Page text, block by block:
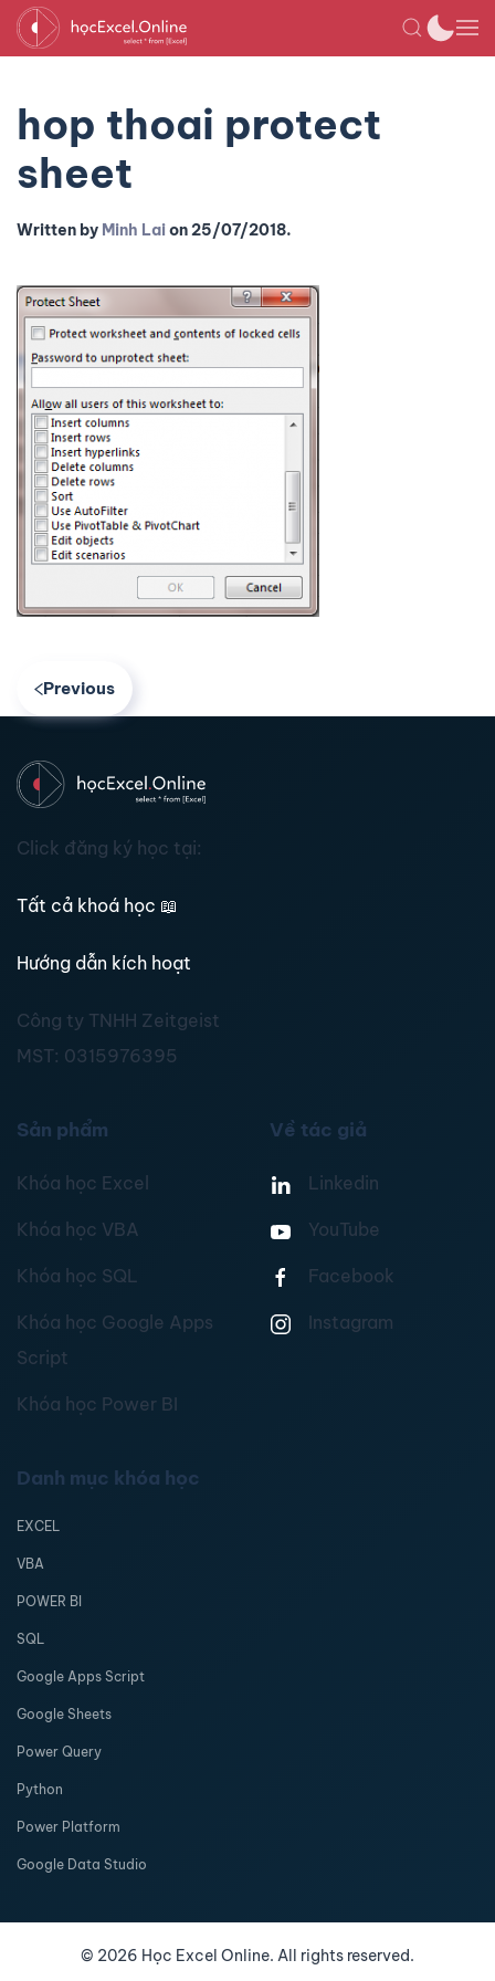
hop thoai protect
sheet
Written by Minh Laion25/07/2018.
Previous
Click đăng ký học tại:
Tất cả khoá học 📖
Hướng dẫn kích hoạt
Công ty TNHH Zeitgeist
MST: 0315976395
Sản phẩm
Khóa học Excel
Khóa học VBA
Khóa học SQL
Khóa học Google Apps
Script
Khóa học Power BI
Về tác giả
Linkedin
YouTube
Facebook
Instagram
Danh mục khóa học
EXCEL
VBA
POWER BI
SQL
Google Apps Script
Google Sheets
Power Query
Python
Power Platform
Google Data Studio
© 2026 Học Excel Online. All rights reserved.